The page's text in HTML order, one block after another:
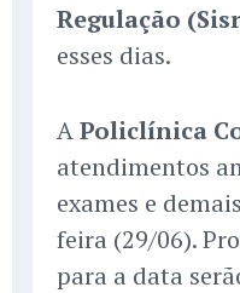
Regulação
esses dias.
APoliclínica
atendimentos
exames e
feira (29/06).
para a data